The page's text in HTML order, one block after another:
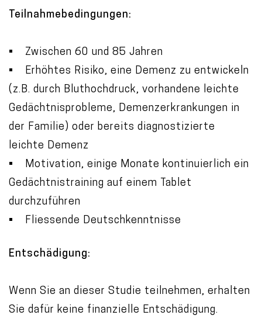
Teilnahmebedingungen:
• Zwischen 60 und 85 Jahren
• Erhöhtes Risiko, eine Demenz zu entwickeln
(z.B. durch Bluthochdruck, vorhandene leichte
Gedächtnisprobleme, Demenzerkrankungen in
der Familie) oder bereits diagnostizierte
leichte Demenz
• Motivation, einige Monate kontinuierlich ein
Gedächtnistraining auf einem Tablet
durchzuführen
• Fliessende Deutschkenntnisse
Entschädigung:
Wenn Sie an dieser Studie teilnehmen, erhalten
Sie dafür keine finanzielle Entschädigung.